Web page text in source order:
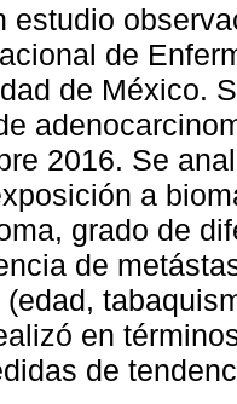
estudio
de
de México.
2016. Se
a
grado de
de
en
de